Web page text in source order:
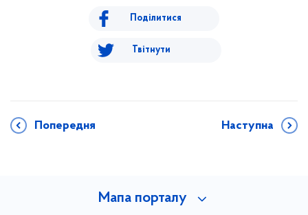
Поділитися
Твітнути
Попередня Наступна
Мапа порталу